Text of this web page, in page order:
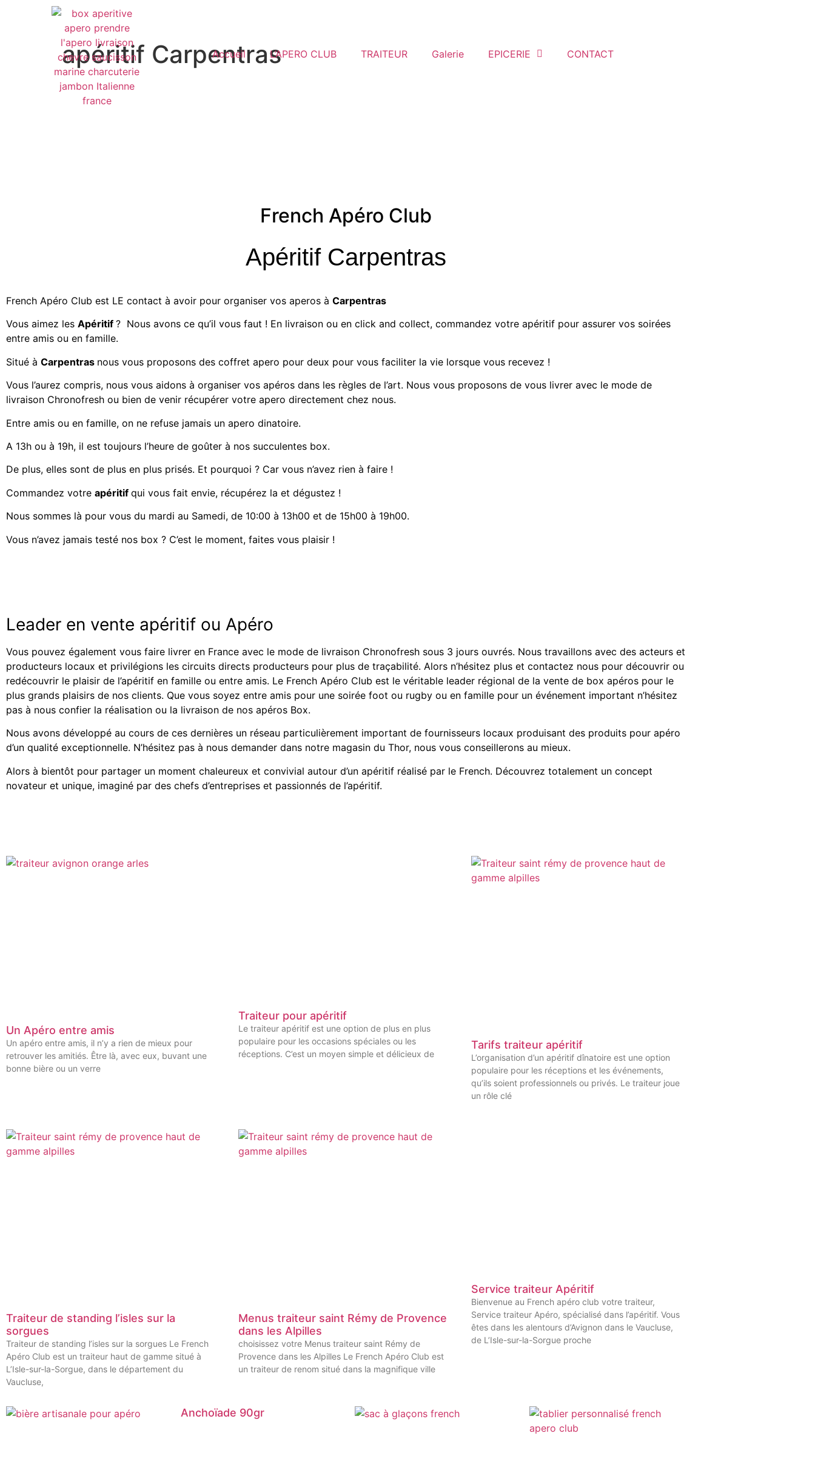
Accueil L’APERO CLUB TRAITEUR Galerie EPICERIE CONTACT
apéritif Carpentras
French Apéro Club
Apéritif Carpentras
French Apéro Club est LE contact à avoir pour organiser vos aperos à Carpentras
Vous aimez les Apéritif ? Nous avons ce qu’il vous faut ! En livraison ou en click and collect, commandez votre apéritif pour assurer vos soirées
entre amis ou en famille.
Situé à Carpentras nous vous proposons des coffret apero pour deux pour vous faciliter la vie lorsque vous recevez !
Vous l’aurez compris, nous vous aidons à organiser vos apéros dans les règles de l’art. Nous vous proposons de vous livrer avec le mode de
livraison Chronofresh ou bien de venir récupérer votre apero directement chez nous.
Entre amis ou en famille, on ne refuse jamais un apero dinatoire.
A 13h ou à 19h, il est toujours l’heure de goûter à nos succulentes box.
De plus, elles sont de plus en plus prisés. Et pourquoi ? Car vous n’avez rien à faire !
Commandez votre apéritif qui vous fait envie, récupérez la et dégustez !
Nous sommes là pour vous du mardi au Samedi, de 10:00 à 13h00 et de 15h00 à 19h00.
Vous n’avez jamais testé nos box ? C’est le moment, faites vous plaisir !
Leader en vente apéritif ou Apéro
Vous pouvez également vous faire livrer en France avec le mode de livraison Chronofresh sous 3 jours ouvrés. Nous travaillons avec des acteurs et
producteurs locaux et privilégions les circuits directs producteurs pour plus de traçabilité. Alors n’hésitez plus et contactez nous pour découvrir ou
redécouvrir le plaisir de l’apéritif en famille ou entre amis. Le French Apéro Club est le véritable leader régional de la vente de box apéros pour le
plus grands plaisirs de nos clients. Que vous soyez entre amis pour une soirée foot ou rugby ou en famille pour un événement important n’hésitez
pas à nous confier la réalisation ou la livraison de nos apéros Box.
Nous avons développé au cours de ces dernières un réseau particulièrement important de fournisseurs locaux produisant des produits pour apéro
d’un qualité exceptionnelle. N’hésitez pas à nous demander dans notre magasin du Thor, nous vous conseillerons au mieux.
Alors à bientôt pour partager un moment chaleureux et convivial autour d’un apéritif réalisé par le French. Découvrez totalement un concept
novateur et unique, imaginé par des chefs d’entreprises et passionnés de l’apéritif.
Un Apéro entre amis
Un apéro entre amis, il n’y a rien de mieux pour
retrouver les amitiés. Être là, avec eux, buvant une
bonne bière ou un verre
Traiteur pour apéritif
Le traiteur apéritif est une option de plus en plus
populaire pour les occasions spéciales ou les
réceptions. C’est un moyen simple et délicieux de
Tarifs traiteur apéritif
L’organisation d’un apéritif dînatoire est une option
populaire pour les réceptions et les événements,
qu’ils soient professionnels ou privés. Le traiteur joue
un rôle clé
Traiteur de standing l’isles sur la
sorgues
Traiteur de standing l’isles sur la sorgues Le French
Apéro Club est un traiteur haut de gamme situé à
L’Isle-sur-la-Sorgue, dans le département du
Vaucluse,
Menus traiteur saint Rémy de Provence
dans les Alpilles
choisissez votre Menus traiteur saint Rémy de
Provence dans les Alpilles Le French Apéro Club est
un traiteur de renom situé dans la magnifique ville
Service traiteur Apéritif
Bienvenue au French apéro club votre traiteur,
Service traiteur Apéro, spécialisé dans l’apéritif. Vous
êtes dans les alentours d’Avignon dans le Vaucluse,
de L’Isle-sur-la-Sorgue proche
Anchoïade 90gr